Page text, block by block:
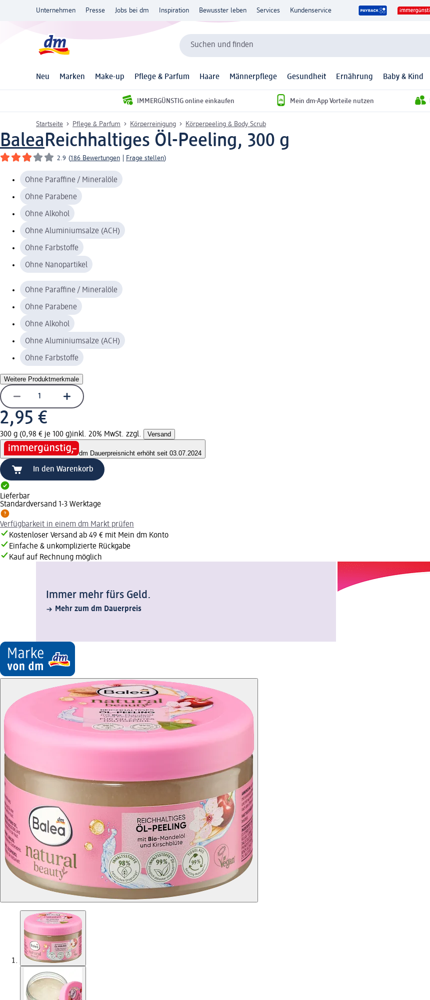
Unternehmen Presse Jobs bei dm Inspiration Bewusster leben Services Kundenservice
Suchen und finden
Neu Marken Make-up Pflege & Parfum Haare Männerpflege Gesundheit Ernährung Baby & Kind
IMMERGÜNSTIG online einkaufen Mein dm-App Vorteile nutzen
Startseite Pflege & Parfum Körperreinigung Körperpeeling & Body Scrub
BaleaReichhaltiges Öl-Peeling, 300 g
2.9 (186 Bewertungen Frage stellen)
Ohne Paraffine / Mineralöle
Ohne Parabene
Ohne Alkohol
Ohne Aluminiumsalze (ACH)
Ohne Farbstoffe
Ohne Nanopartikel
Ohne Paraffine / Mineralöle
Ohne Parabene
Ohne Alkohol
Ohne Aluminiumsalze (ACH)
Ohne Farbstoffe
Weitere Produktmerkmale
2,95 €
300 g (0,98 € je 100 g)inkl. 20% MwSt. zzgl. Versand
dm Dauerpreisnicht erhöht seit 03.07.2024
In den Warenkorb
Lieferbar
Standardversand 1-3 Werktage
Verfügbarkeit in einem dm Markt prüfen
Kostenloser Versand ab 49 € mit Mein dm Konto
Einfache & unkomplizierte Rückgabe
Kauf auf Rechnung möglich
Immer mehr fürs Geld.
Mehr zum dm Dauerpreis